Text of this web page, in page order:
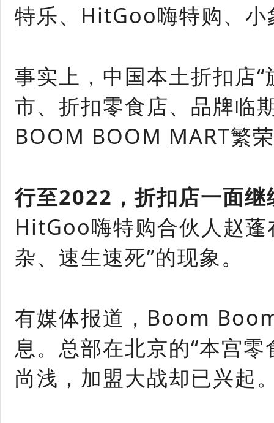
特乐、HitGoo嗨特购、小
事实上，中国本土折扣店
市、折扣零食店、品牌临
BOOM BOOM MART繁
行至2022，折扣店一面继
HitGoo嗨特购合伙人赵蓬
杂、速生速死”的现象。
有媒体报道，Boom
息。总部在北京的“本宫
尚浅，加盟大战却已兴起